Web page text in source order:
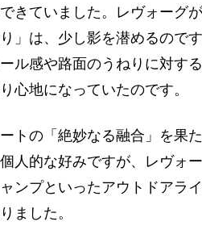
きていました。レヴォーグ
」は、少し影を潜めるので
ル感や路面のうねりに対す
心地になっていたのです。
トの「絶妙なる融合」を果
人的な好みですが、レヴォ
ンプといったアウトドアラ
ました。